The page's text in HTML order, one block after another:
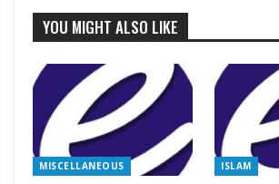
YOU MIGHT ALSO LIKE
MISCELLANEOUS ISLAM